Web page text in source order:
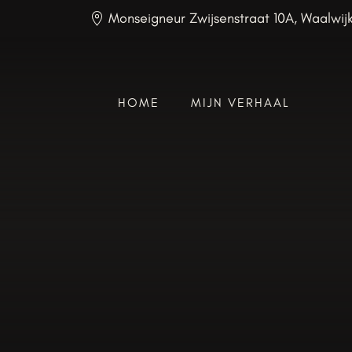
Monseigneur Zwijsenstraat 10A,
HOME MIJN VERHAAL